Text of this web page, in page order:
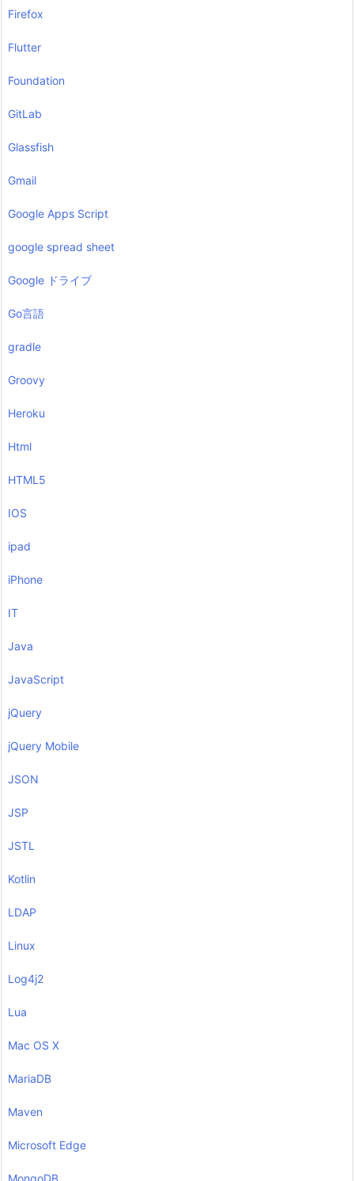
Firefox
Flutter
Foundation
GitLab
Glassfish
Gmail
Google Apps Script
google spread sheet
Google ドライブ
Go言語
gradle
Groovy
Heroku
Html
HTML5
IOS
ipad
iPhone
IT
Java
JavaScript
jQuery
jQuery Mobile
JSON
JSP
JSTL
Kotlin
LDAP
Linux
Log4j2
Lua
Mac OS X
MariaDB
Maven
Microsoft Edge
MongoDB